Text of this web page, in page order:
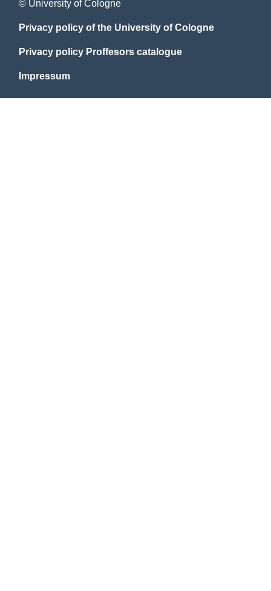
© University of Cologne
Privacy policy of the University of Cologne
Privacy policy Proffesors catalogue
Impressum